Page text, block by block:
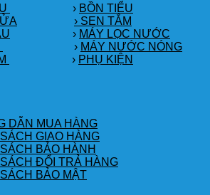
› BỒN TIỂU
› SEN TẮM
› MÁY LỌC NƯỚC
› MÁY NƯỚC NÓNG
› PHỤ KIỆN
DẪN MUA HÀNG
GIAO HÀNG
BẢO HÀNH
ĐỔI TRẢ HÀNG
BẢO MẬT